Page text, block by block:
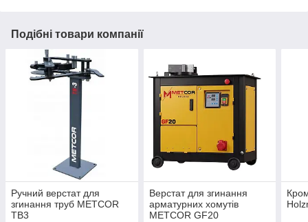
Подібні товари компанії
Ручний верстат для
згинання труб METCOR
TB3
Верстат для згинання
арматурних хомутів
METСOR GF20